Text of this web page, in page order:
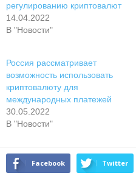
регулированию криптовалют
14.04.2022
В "Новости"
Россия рассматривает
возможность использовать
криптовалюту для
международных платежей
30.05.2022
В "Новости"
Facebook Twitter